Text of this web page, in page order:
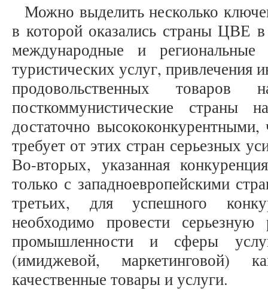
Можно выделить несколько
в которой оказались страны ЦВЕ
международные и
туристических услуг,
продовольственных
посткоммунистические
достаточно
требует от этих стран серьезных
Во-вторых, указанная
только с западноевропейскими
третьих, для успешного
необходимо провести
промышленности и сферы
(имиджевой, маркетинговой)
качественные товары и услуги.